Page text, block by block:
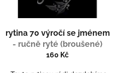
rytina 70 výročí se jménem
- ručně ryté (broušené)
160 Kč